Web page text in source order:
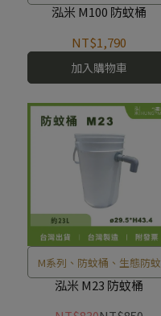
泓米 M100 防蚊桶
NT$1,790
加入購物車
M系列、防蚊桶、生態防蚊
泓米 M23 防蚊桶